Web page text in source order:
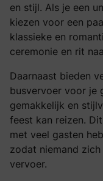
en stijl. Als je een
kiezen voor een
klassieke en
ceremonie en rit
Daarnaast bieden
busvervoer voor je
gemakkelijk en
feest kan reizen.
met veel gasten
zodat niemand
vervoer.